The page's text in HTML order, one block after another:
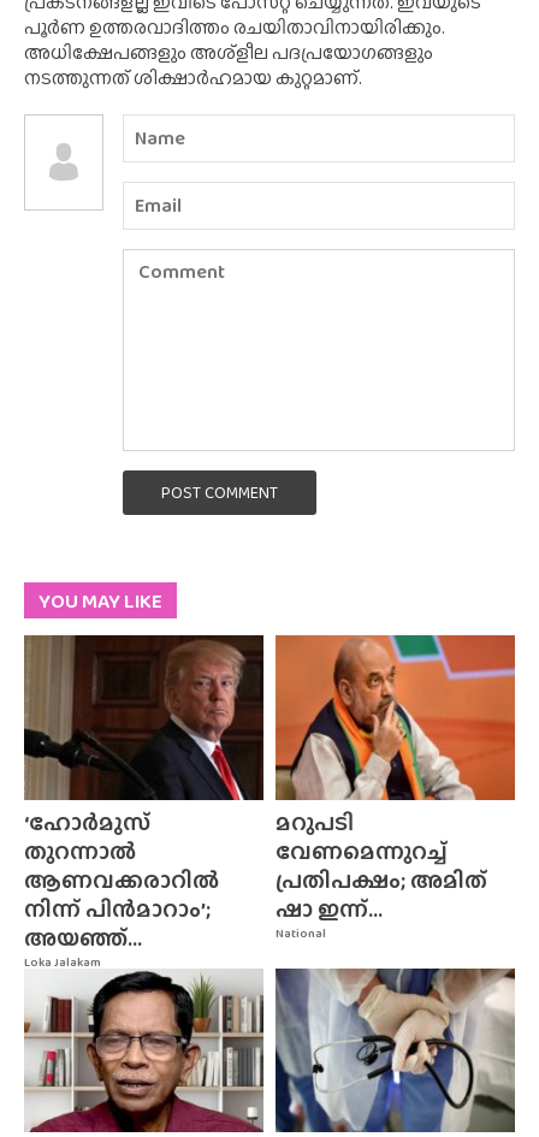
പൂർണ ഉത്തരവാദിത്തം രചയിതാവിനായിരിക്കും.
അധിക്ഷേപങ്ങളും അശ്‌ളീല പദപ്രയോഗങ്ങളും
നടത്തുന്നത് ശിക്ഷാർഹമായ കുറ്റമാണ്.
POST COMMENT
YOU MAY LIKE
Loka Jalakam
‘ഹോർമുസ്
തുറന്നാൽ
ആണവക്കരാറിൽ
നിന്ന് പിൻമാറാം’;
അയഞ്ഞ്...
National
മറുപടി
വേണമെന്നുറച്ച്
പ്രതിപക്ഷം; അമിത്
ഷാ ഇന്ന്...